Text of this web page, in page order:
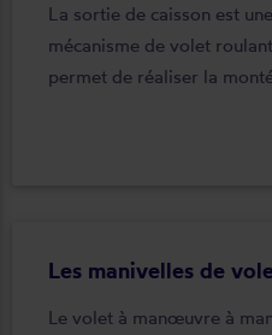
La sortie de caisson est
mécanisme de volet
permet de réaliser la
Les manivelles de
Le volet à manœuvre à